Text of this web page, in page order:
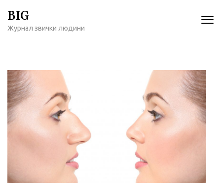
содержимому
BIG
Журнал звички людини